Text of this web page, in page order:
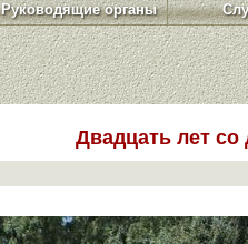
Руководящие органы
Двадцать лет